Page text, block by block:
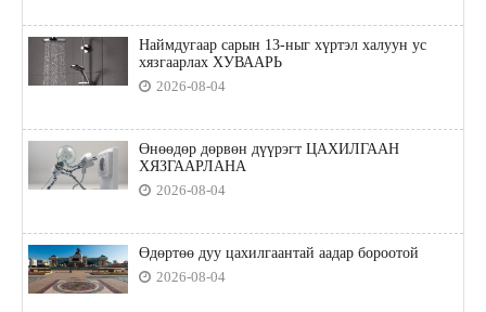
Наймдугаар сарын 13-ныг хүртэл халуун ус
хязгаарлах ХУВААРЬ
2026-08-04
Өнөөдөр дөрвөн дүүрэгт ЦАХИЛГААН
ХЯЗГААРЛАНА
2026-08-04
Өдөртөө дуу цахилгаантай аадар бороотой
2026-08-04